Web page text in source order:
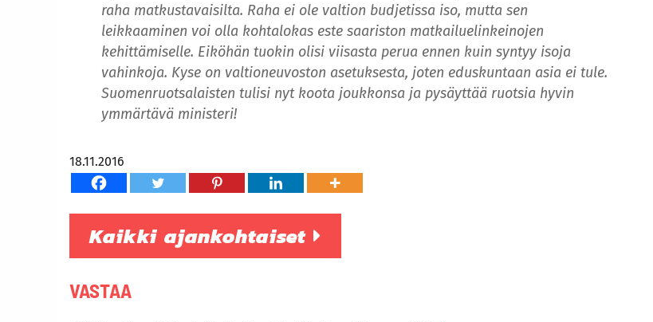
raha matkustavaisilta. Raha ei ole valtion budjetissa iso, mutta sen
leikkaaminen voi olla kohtalokas este saariston matkailuelinkeinojen
kehittämiselle. Eiköhän tuokin olisi viisasta perua ennen kuin syntyy isoja
vahinkoja. Kyse on valtioneuvoston asetuksesta, joten eduskuntaan asia ei tule.
Suomenruotsalaisten tulisi nyt koota joukkonsa ja pysäyttää ruotsia hyvin
ymmärtävä ministeri!
18.11.2016
Kaikki ajankohtaiset
VASTAA